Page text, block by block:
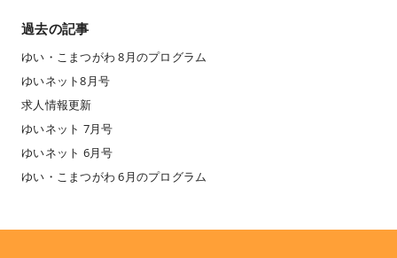
過去の記事
ゆい・こまつがわ 8月のプログラム
ゆいネット8月号
求人情報更新
ゆいネット 7月号
ゆいネット 6月号
ゆい・こまつがわ 6月のプログラム